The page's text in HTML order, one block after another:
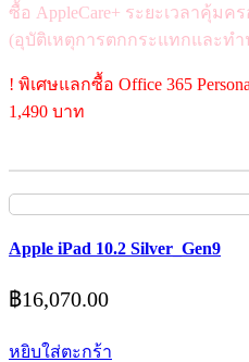
ซื้อ AppleCare+ ระยะเวลาคุ้มค
(อุบัติเหตุการตกกระแทกและท
! พิเศษแลกซื้อ Office 365
1,490 บาท
Apple iPad 10.2 Silver_Gen9
฿16,070.00
หยิบใส่ตะกร้า